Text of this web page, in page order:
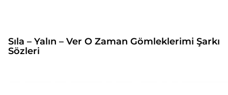
Sıla – Yalın – Ver O Zaman Gömleklerimi Şarkı
Sözleri